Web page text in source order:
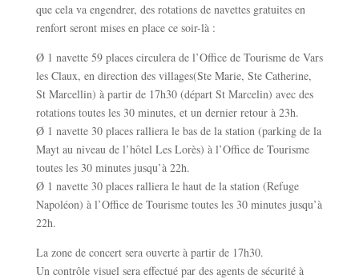
que cela va engendrer, des rotations de navettes gratuites en
renfort seront mises en place ce soir-là :
Ø 1 navette 59 places circulera de l’Office de Tourisme de Vars
les Claux, en direction des villages(Ste Marie, Ste Catherine,
St Marcellin) à partir de 17h30 (départ St Marcelin) avec des
rotations toutes les 30 minutes, et un dernier retour à 23h.
Ø 1 navette 30 places ralliera le bas de la station (parking de la
Mayt au niveau de l’hôtel Les Lorès) à l’Office de Tourisme
toutes les 30 minutes jusqu’à 22h.
Ø 1 navette 30 places ralliera le haut de la station (Refuge
Napoléon) à l’Office de Tourisme toutes les 30 minutes jusqu’à
22h.
La zone de concert sera ouverte à partir de 17h30.
Un contrôle visuel sera effectué par des agents de sécurité à